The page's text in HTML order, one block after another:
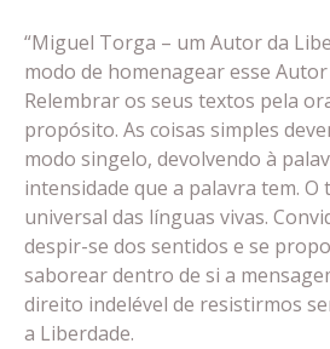
“Miguel Torga – um Autor da
modo de homenagear esse
Relembrar os seus textos pela
propósito. As coisas simples
modo singelo, devolvendo à
intensidade que a palavra tem. O
universal das línguas vivas.
despir-se dos sentidos e se
saborear dentro de si a
direito indelével de resistirmos
a Liberdade.